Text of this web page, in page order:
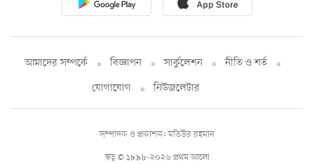
আমাদের সম্পর্কে বিজ্ঞাপন সার্কুলেশন
নীতি ও শর্ত
যোগাযোগ
নিউজলেটার
স্বত্ব © ১৯৯৮-২০২৬ প্রথম আলো
সম্পাদক ও প্রকাশক: মতিউর রহমান